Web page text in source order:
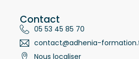
Contact
05 53 45 85 70
contact@adhenia-formation.fr